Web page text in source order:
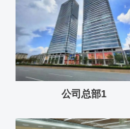
公司总部1